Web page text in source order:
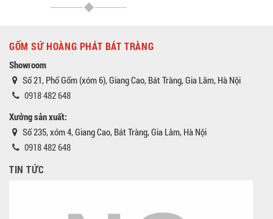
GỐM SỨ HOÀNG PHÁT BÁT TRÀNG
Showroom
Số 21, Phố Gốm (xóm 6), Giang Cao, Bát Tràng, Gia Lâm, Hà Nội
0918 482 648
Xưởng sản xuất:
Số 235, xóm 4, Giang Cao, Bát Tràng, Gia Lâm, Hà Nội
0918 482 648
TIN TỨC